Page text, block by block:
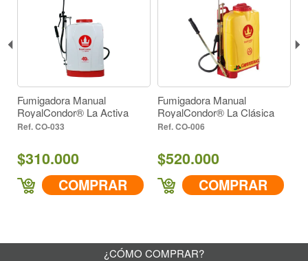
Fumigadora Manual
RoyalCondor® La Activa
CO-033
$310.000
COMPRAR
Fumigadora Manual
RoyalCondor® La Clásica
Versión Cafetera
CO-006
$520.000
COMPRAR
¿CÓMO COMPRAR?